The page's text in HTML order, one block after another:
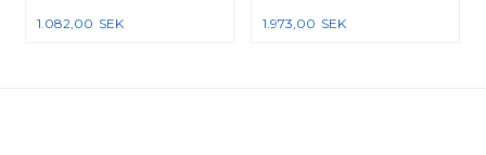
1.082,00 SEK 1.973,00 SEK